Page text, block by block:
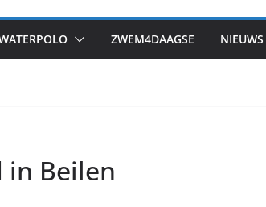
ZWEM4DAAGSE NIEUWS
in Beilen